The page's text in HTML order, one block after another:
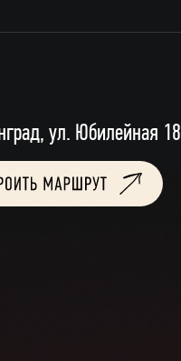
ул. Юбилейная 18